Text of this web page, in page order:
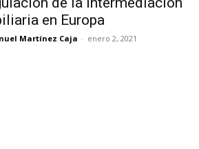
en Europa
Martínez Caja - enero 2, 2021